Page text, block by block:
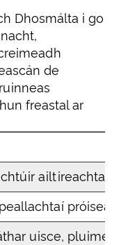
Dhosmálta i go
de
freastal ar
ailtireachta,
uisce,